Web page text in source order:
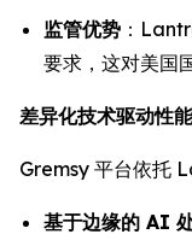
监管优势 ：
要求，这对美国
差异化技术驱动性能
Gremsy 平台依托
基于边缘的 AI